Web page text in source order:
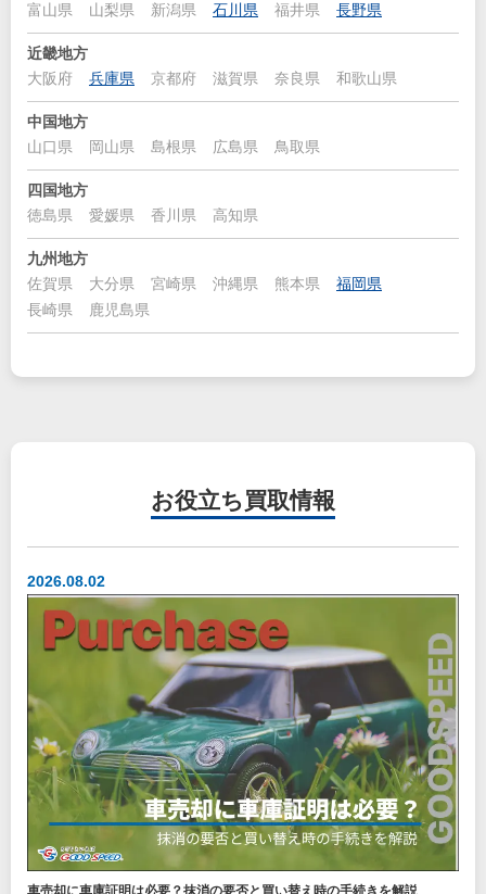
富山県
山梨県 新潟県 石川県 福井県 長野県
近畿地方
大阪府
兵庫県 京都府 滋賀県 奈良県 和歌山県
中国地方
山口県
岡山県 島根県 広島県 鳥取県
四国地方
徳島県
愛媛県 香川県 高知県
九州地方
佐賀県
大分県 宮崎県 沖縄県 熊本県
福岡県
長崎県
鹿児島県
お役立ち 買取情報
2026.08.02
車売却に車庫証明は必要？抹消の要否と買い替え時の手続きを解説